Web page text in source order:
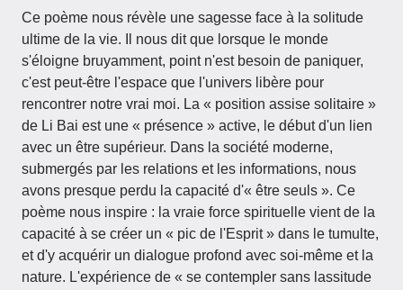
Ce poème nous révèle une sagesse face à la solitude
ultime de la vie. Il nous dit que lorsque le monde
s'éloigne bruyamment, point n'est besoin de paniquer,
c'est peut-être l'espace que l'univers libère pour
rencontrer notre vrai moi. La « position assise solitaire »
de Li Bai est une « présence » active, le début d'un lien
avec un être supérieur. Dans la société moderne,
submergés par les relations et les informations, nous
avons presque perdu la capacité d'« être seuls ». Ce
poème nous inspire : la vraie force spirituelle vient de la
capacité à se créer un « pic de l'Esprit » dans le tumulte,
et d'y acquérir un dialogue profond avec soi-même et la
nature. L'expérience de « se contempler sans lassitude